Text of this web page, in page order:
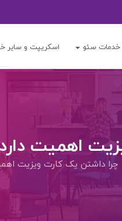
خدمات سئو اسکریپت و سایر
اهمیت
چرا داشتن یک کارت ویزیت